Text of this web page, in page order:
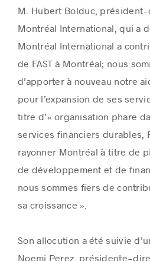
M. Hubert Bolduc,
Montréal International, qui a
Montréal International a
de FAST à Montréal; nous
d’apporter à nouveau notre
pour l’expansion de ses
titre d’« organisation phare
services financiers durables,
rayonner Montréal à titre de
de développement et de
nous sommes fiers de
sa croissance ».
Son allocution a été suivie
Noemi Perez, présidente-